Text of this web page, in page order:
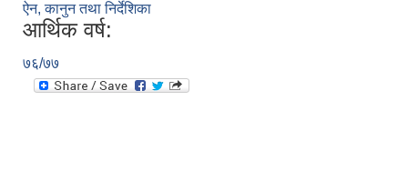
ऐन, कानुन तथा निर्देशिका
आर्थिक वर्ष:
७६/७७